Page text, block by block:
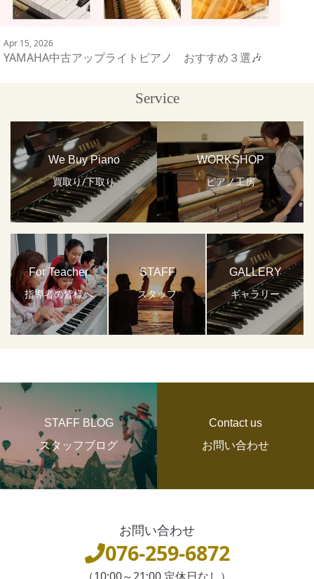
Apr 15, 2026
YAMAHA中古アップライトピアノ おすすめ３選🎶
Service
We Buy Piano
買取り/下取り
WORKSHOP
ピアノ工房
For Teacher
指導者の皆様へ
STAFF
スタッフ
GALLERY
ギャラリー
STAFF BLOG
スタッフブログ
Contact us
お問い合わせ
お問い合わせ
076-259-6872